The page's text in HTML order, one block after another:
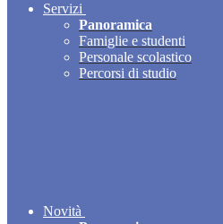
Servizi
Panoramica
Famiglie e studenti
Personale scolastico
Percorsi di studio
Novità